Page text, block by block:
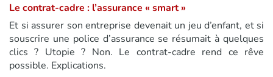
Le contrat-cadre : l’assurance « smart »
Et si assurer son entreprise devenait un jeu d’enfant, et si
souscrire une police d’assurance se résumait à quelques
clics ? Utopie ? Non. Le contrat-cadre rend ce rêve
possible. Explications.